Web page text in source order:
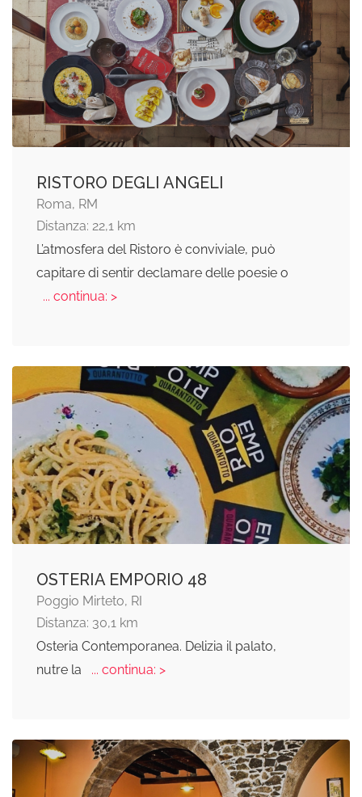
RISTORO DEGLI ANGELI
Roma, RM
Distanza: 22,1 km
L’atmosfera del Ristoro è conviviale, può
capitare di sentir declamare delle poesie o
... continua: >
OSTERIA EMPORIO 48
Poggio Mirteto, RI
Distanza: 30,1 km
Osteria Contemporanea. Delizia il palato,
nutre la
... continua: >